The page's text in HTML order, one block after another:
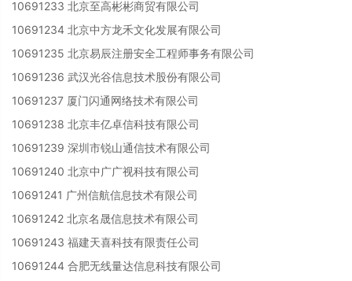
10691233 北京至高彬彬商贸有限公司
10691234 北京中方龙禾文化发展有限公司
10691235 北京易辰注册安全工程师事务有限公司
10691236 武汉光谷信息技术股份有限公司
10691237 厦门闪通网络技术有限公司
10691238 北京丰亿卓信科技有限公司
10691239 深圳市锐山通信技术有限公司
10691240 北京中广广视科技有限公司
10691241 广州信航信息技术有限公司
10691242 北京名晟信息技术有限公司
10691243 福建天喜科技有限责任公司
10691244 合肥无线量达信息科技有限公司